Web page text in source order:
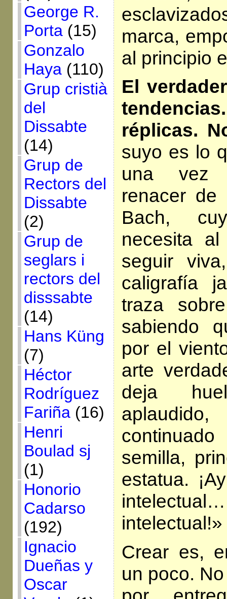
George R.
Porta(15)
Gonzalo
Haya(110)
Grup cristià
del
Dissabte
(14)
Grup de
Rectors del
Dissabte
(2)
Grup de
seglars i
rectors del
disssabte
(14)
Hans Küng
(7)
Héctor
Rodríguez
Fariña(16)
Henri
Boulad sj
(1)
Honorio
Cadarso
(192)
Ignacio
Dueñas y
Oscar
marca,
al principio
El
réplicas.
suyo es lo
una vez
renacer de
Bach,
necesita
seguir
caligrafía
traza
sabiendo
por el
arte
deja
semilla,
estatua.
intelectual!»
Crear es,
un poco.